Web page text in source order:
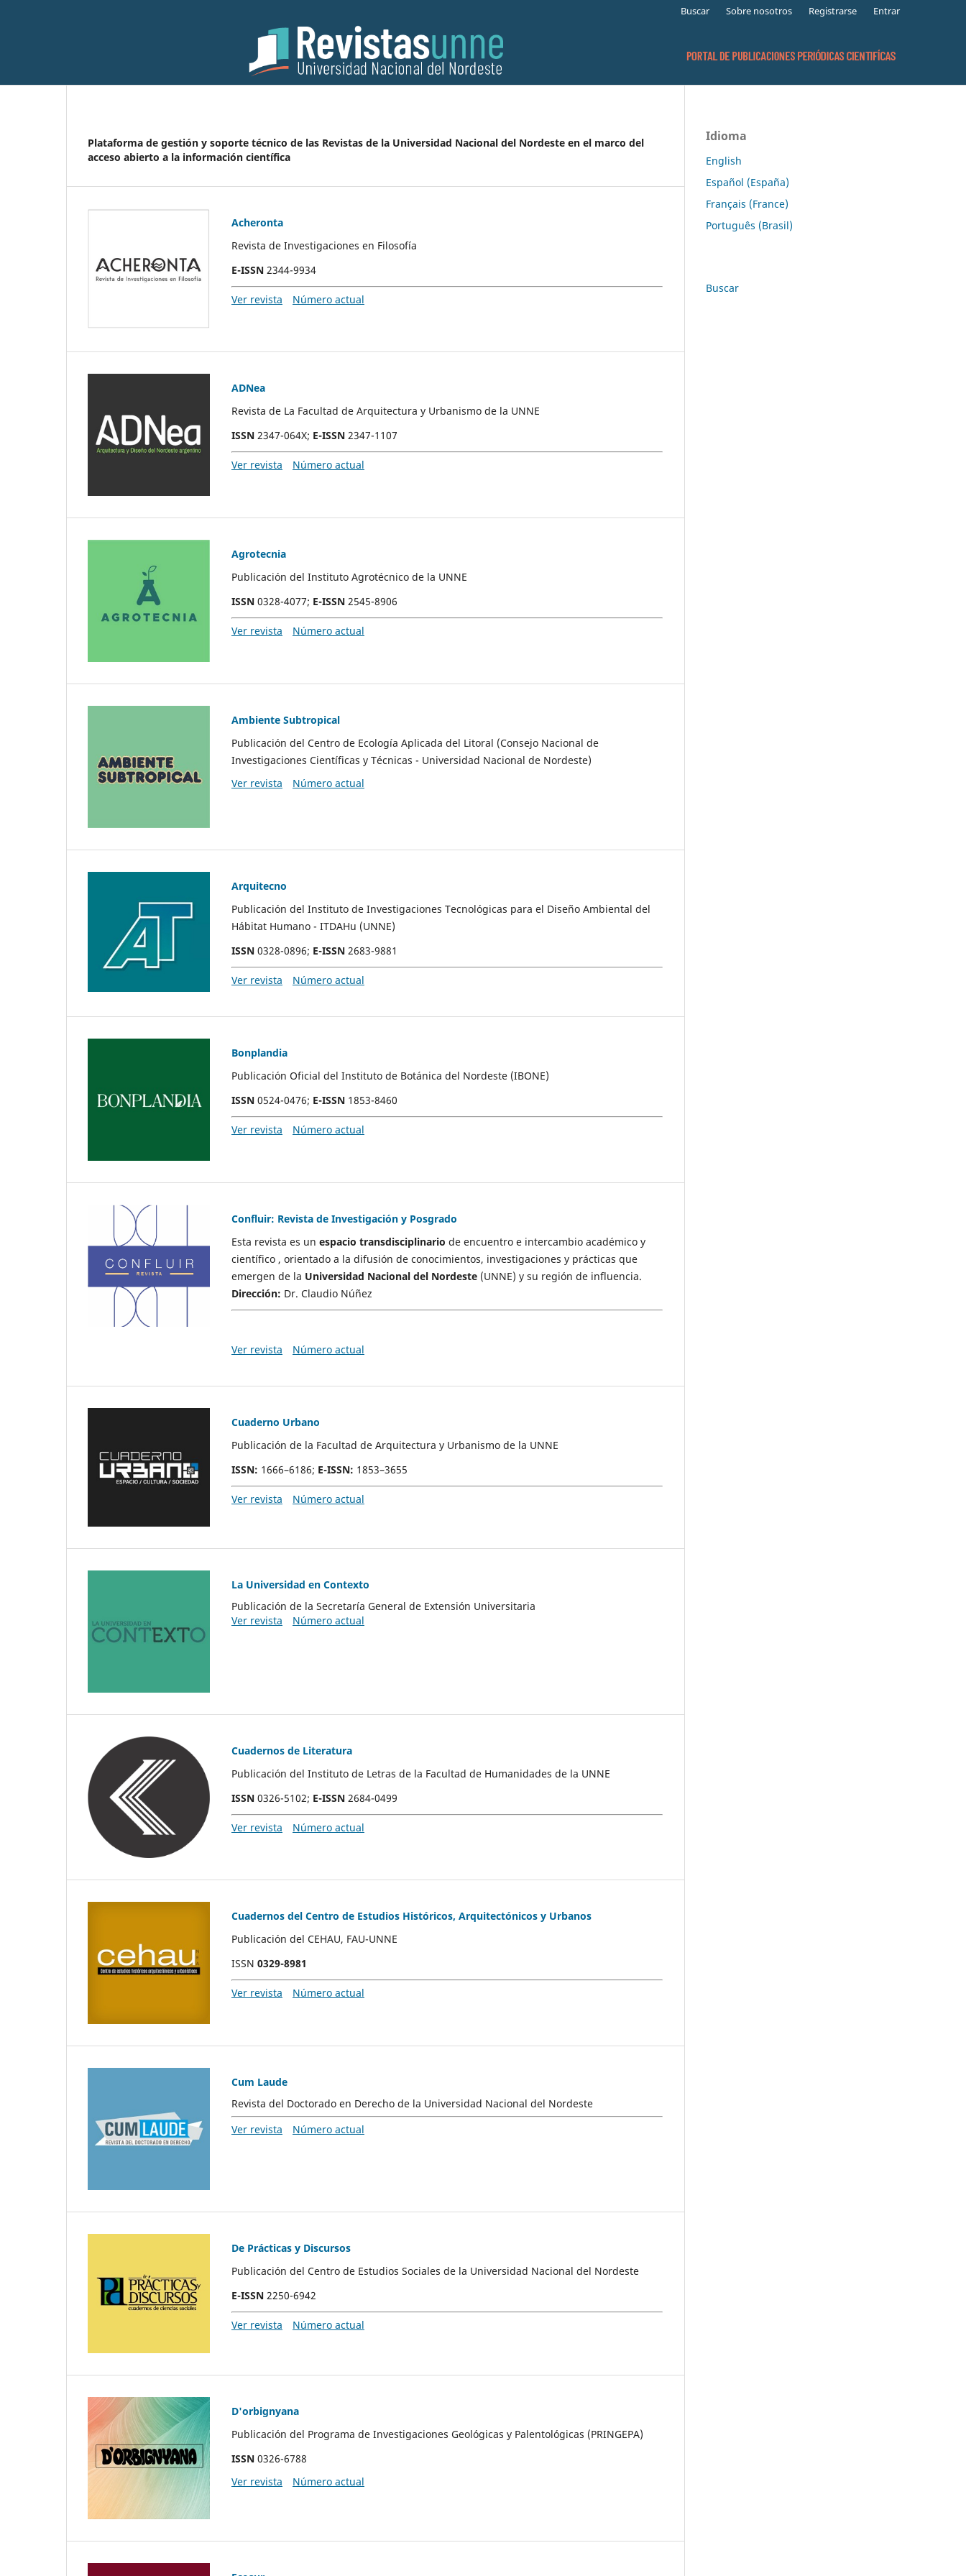
Buscar Sobre nosotros Registrarse Entrar
Plataforma de gestión y soporte técnico de las Revistas de la Universidad Nacional del Nordeste en el marco del
acceso abierto a la información científica
Acheronta
Revista de Investigaciones en Filosofía
E-ISSN 2344-9934
Ver revista Número actual
ADNea
Revista de La Facultad de Arquitectura y Urbanismo de la UNNE
ISSN 2347-064X; E-ISSN 2347-1107
Ver revista Número actual
Agrotecnia
Publicación del Instituto Agrotécnico de la UNNE
ISSN 0328-4077; E-ISSN 2545-8906
Ver revista Número actual
Ambiente Subtropical
Publicación del Centro de Ecología Aplicada del Litoral (Consejo Nacional de
Investigaciones Científicas y Técnicas - Universidad Nacional de Nordeste)
Ver revista
Número actual
Arquitecno
Publicación del Instituto de Investigaciones Tecnológicas para el Diseño Ambiental del
Hábitat Humano - ITDAHu (UNNE)
ISSN 0328-0896; E-ISSN 2683-9881
Ver revista Número actual
Bonplandia
Publicación Oficial del Instituto de Botánica del Nordeste (IBONE)
ISSN 0524-0476; E-ISSN 1853-8460
Ver revista Número actual
Confluir: Revista de Investigación y Posgrado
Esta revista es un espacio transdisciplinario de encuentro e intercambio académico y
científico , orientado a la difusión de conocimientos, investigaciones y prácticas que
emergen de la Universidad Nacional del Nordeste (UNNE) y su región de influencia.
Dirección: Dr. Claudio Núñez
Ver revista Número actual
Cuaderno Urbano
Publicación de la Facultad de Arquitectura y Urbanismo de la UNNE
ISSN: 1666–6186; E-ISSN: 1853–3655
Ver revista Número actual
La Universidad en Contexto
Publicación de la Secretaría General de Extensión Universitaria
Ver revista
Número actual
Cuadernos de Literatura
Publicación del Instituto de Letras de la Facultad de Humanidades de la UNNE
ISSN 0326-5102; E-ISSN 2684-0499
Ver revista Número actual
Cuadernos del Centro de Estudios Históricos, Arquitectónicos y Urbanos
Publicación del CEHAU, FAU-UNNE
ISSN 0329-8981
Ver revista Número actual
Cum Laude
Revista del Doctorado en Derecho de la Universidad Nacional del Nordeste
Ver revista
Número actual
De Prácticas y Discursos
Publicación del Centro de Estudios Sociales de la Universidad Nacional del Nordeste
E-ISSN 2250-6942
Ver revista Número actual
D'orbignyana
Publicación del Programa de Investigaciones Geológicas y Palentológicas (PRINGEPA)
ISSN 0326-6788
Ver revista
Número actual
Idioma
English
Español (España)
Français (France)
Português (Brasil)
Buscar